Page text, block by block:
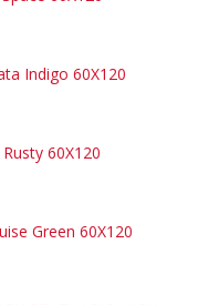
60X120
60X120
60X120